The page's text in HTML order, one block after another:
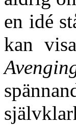
en idé
kan